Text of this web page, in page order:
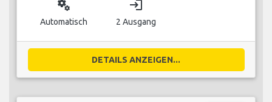
miscellaneous_services
Automatisch
login
2 Ausgang
DETAILS ANZEIGEN...